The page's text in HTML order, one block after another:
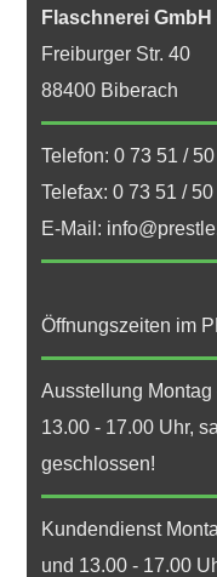
Flaschnerei GmbH
Freiburger Str. 40
88400 Biberach
Telefon: 0 73 51 /
Telefax: 0 73 51 /
E-Mail:
Öffnungszeiten im
Ausstellung Montag
13.00 - 17.00 Uhr,
geschlossen!
Kundendienst
und 13.00 - 17.00